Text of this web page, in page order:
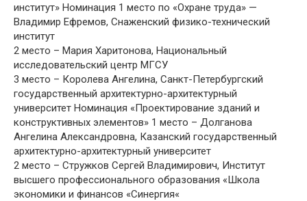
институт» Номинация 1 место по «Охране труда» —
Владимир Ефремов, Снаженский физико-технический
институт
2 место – Мария Харитонова, Национальный
исследовательский центр МГСУ
3 место – Королева Ангелина, Санкт-Петербургский
государственный архитектурно-архитектурный
университет Номинация «Проектирование зданий и
конструктивных элементов» 1 место – Долганова
Ангелина Александровна, Казанский государственный
архитектурно-архитектурный университет
2 место – Стружков Сергей Владимирович, Институт
высшего профессионального образования «Школа
экономики и финансов «Синергия«